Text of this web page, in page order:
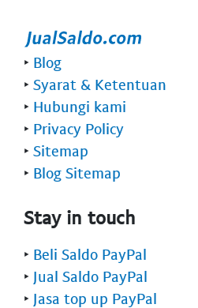
‣ Blog
‣ Syarat & Ketentuan
‣ Hubungi kami
‣ Privacy Policy
‣ Sitemap
‣ Blog Sitemap
Stay in touch
‣ Beli Saldo PayPal
‣ Jual Saldo PayPal
‣ Jasa top up PayPal